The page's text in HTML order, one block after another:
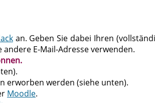
an. Geben Sie dabei Ihren
E-Mail-Adresse verwenden.
erworben werden (siehe unten).
Moodle.